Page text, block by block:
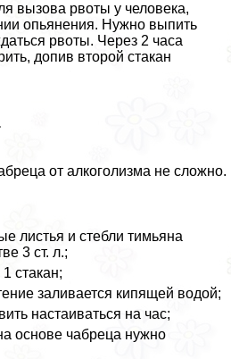
вызова рвоты у человека,
опьянения. Нужно выпить
рвоты. Через 2 часа
допив второй стакан
от алкоголизма не сложно.
листья и стeбли тимьяна
3 ст. л.;
стакан;
заливается кипящей водой;
настаиваться на час;
основе чабреца нужно